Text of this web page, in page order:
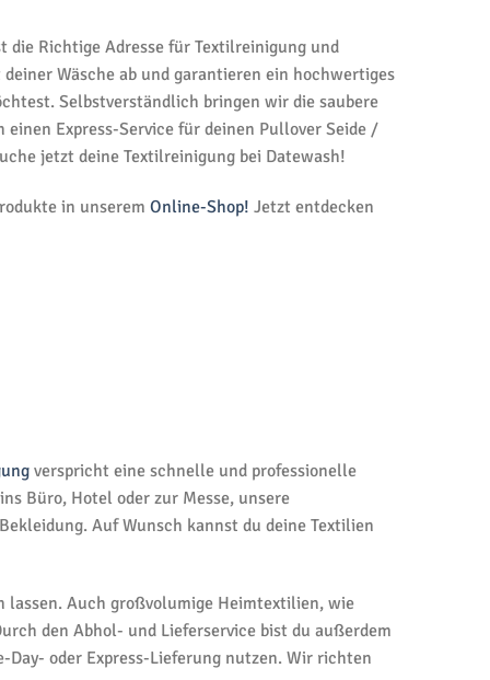
die Richtige Adresse für Textilreinigung und
Wäsche ab und garantieren ein hochwertiges
Selbstverständlich bringen wir die saubere
Express-Service für deinen Pullover Seide /
jetzt deine Textilreinigung bei Datewash!
in unserem Online-Shop! Jetzt entdecken
verspricht eine schnelle und professionelle
Büro, Hotel oder zur Messe, unsere
Auf Wunsch kannst du deine Textilien
lassen. Auch großvolumige Heimtextilien, wie
den Abhol- und Lieferservice bist du außerdem
oder Express-Lieferung nutzen. Wir richten